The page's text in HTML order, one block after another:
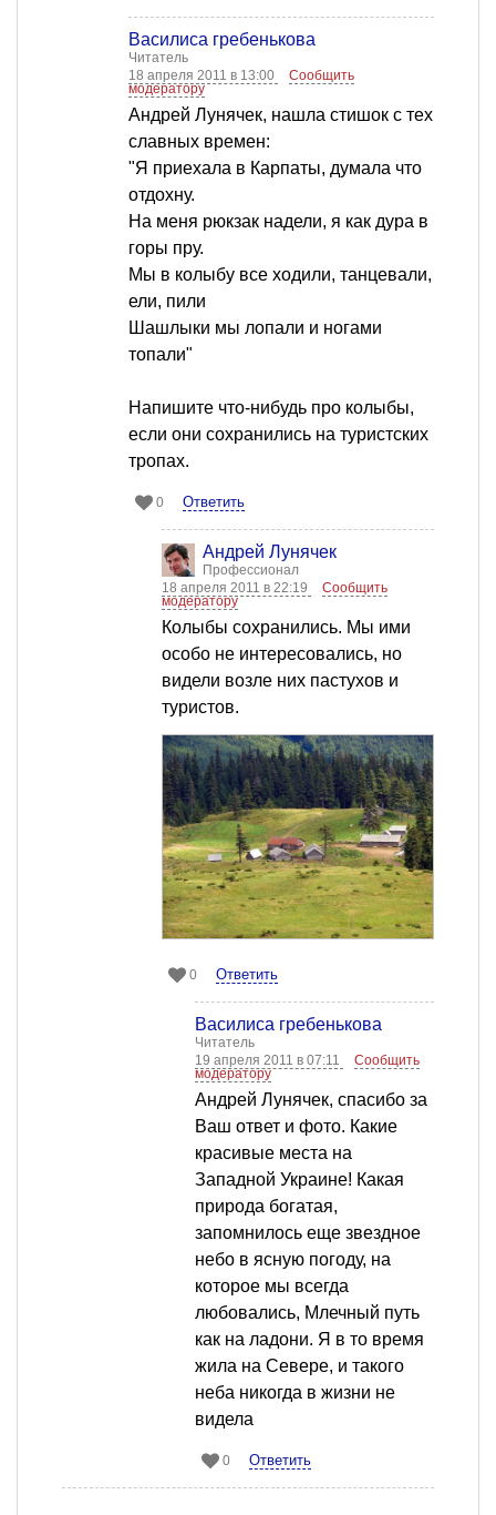
Василиса гребенькова
Читатель
18 апреля 2011 в 13:00
Сообщить
модератору
Андрей Лунячек, нашла стишок с тех
славных времен:
"Я приехала в Карпаты, думала что
отдохну.
На меня рюкзак надели, я как дура в
горы пру.
Мы в колыбу все ходили, танцевали,
ели, пили
Шашлыки мы лопали и ногами
топали"
Напишите что-нибудь про колыбы,
если они сохранились на туристских
тропах.
0 Ответить
Андрей Лунячек
Профессионал
18 апреля 2011 в 22:19
Сообщить
модератору
Колыбы сохранились. Мы ими
особо не интересовались, но
видели возле них пастухов и
туристов.
0 Ответить
Василиса гребенькова
Читатель
19 апреля 2011 в 07:11
Сообщить
модератору
Андрей Лунячек, спасибо за
Ваш ответ и фото. Какие
красивые места на
Западной Украине! Какая
природа богатая,
запомнилось еще звездное
небо в ясную погоду, на
которое мы всегда
любовались, Млечный путь
как на ладони. Я в то время
жила на Севере, и такого
неба никогда в жизни не
видела
0 Ответить